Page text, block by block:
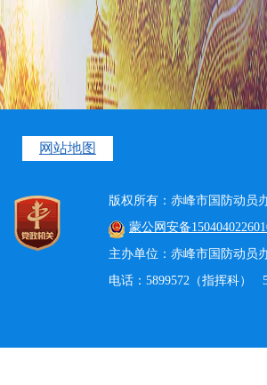
网站地图
版权所有：赤峰市国防动
蒙公网安备
主办单位：赤峰市国防动员
电话：5899572（指挥科）